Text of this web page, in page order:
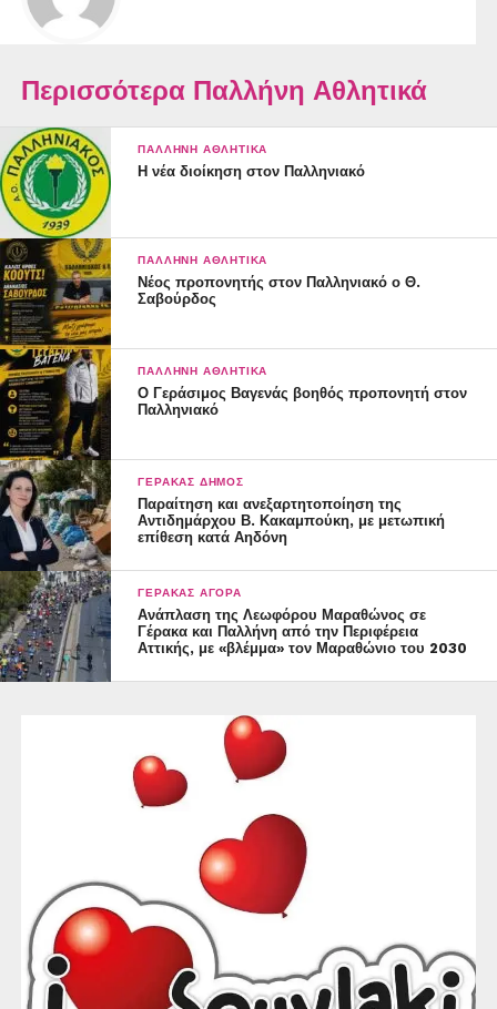
Περισσότερα Παλλήνη Αθλητικά
ΠΑΛΛΉΝΗ ΑΘΛΗΤΙΚΆ
Η νέα διοίκηση στον Παλληνιακό
ΠΑΛΛΉΝΗ ΑΘΛΗΤΙΚΆ
Νέος προπονητής στον Παλληνιακό ο Θ.
Σαβούρδος
ΠΑΛΛΉΝΗ ΑΘΛΗΤΙΚΆ
Ο Γεράσιμος Βαγενάς βοηθός προπονητή στον
Παλληνιακό
ΓΈΡΑΚΑΣ ΔΉΜΟΣ
Παραίτηση και ανεξαρτητοποίηση της
Αντιδημάρχου Β. Κακαμπούκη, με μετωπική
επίθεση κατά Αηδόνη
ΓΈΡΑΚΑΣ ΑΓΟΡΆ
Ανάπλαση της Λεωφόρου Μαραθώνος σε
Γέρακα και Παλλήνη από την Περιφέρεια
Αττικής, με «βλέμμα» τον Μαραθώνιο του 2030